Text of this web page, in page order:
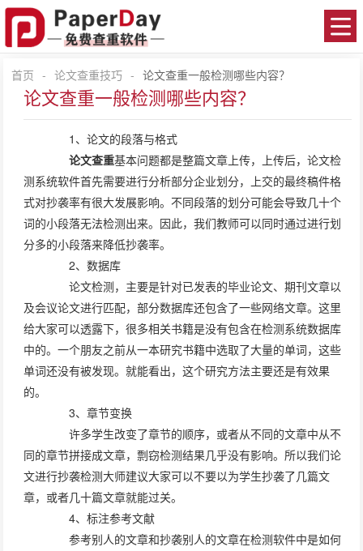
首页 - 论文查重技巧 - 论文查重一般检测哪些内容？
论文查重一般检测哪些内容？
1、论文的段落与格式
论文查重基本问题都是整篇文章上传，上传后，论文检
测系统软件首先需要进行分析部分企业划分，上交的最终稿件格
式对抄袭率有很大发展影响。不同段落的划分可能会导致几十个
词的小段落无法检测出来。因此，我们教师可以同时通过进行划
分多的小段落来降低抄袭率。
2、数据库
论文检测，主要是针对已发表的毕业论文、期刊文章以
及会议论文进行匹配，部分数据库还包含了一些网络文章。这里
给大家可以透露下，很多相关书籍是没有包含在检测系统数据库
中的。一个朋友之前从一本研究书籍中选取了大量的单词，这些
单词还没有被发现。就能看出，这个研究方法主要还是有效果
的。
3、章节变换
许多学生改变了章节的顺序，或者从不同的文章中从不
同的章节拼接成文章，剽窃检测结果几乎没有影响。所以我们论
文进行抄袭检测大师建议大家可以不要以为学生抄袭了几篇文
章，或者几十篇文章就能过关。
4、标注参考文献
参考别人的文章和抄袭别人的文章在检测软件中是如何